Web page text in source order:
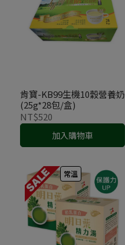
肯寶-KB99生機10穀營養奶
(25g*28包/盒)
NT$520
加入購物車
常溫